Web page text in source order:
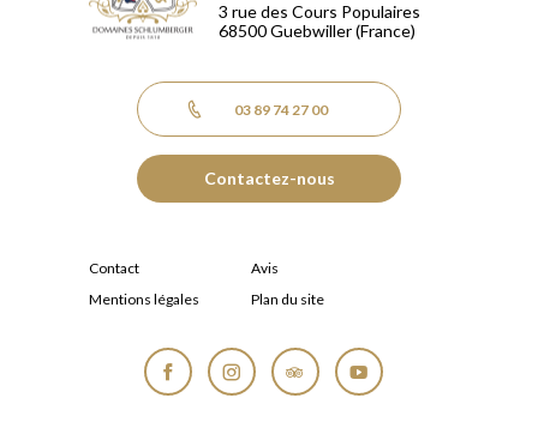
3 rue des Cours Populaires
68500Guebwiller(France)
03 89 74 27 00
Contactez-nous
Contact
Avis
Mentions légales
Plan du site